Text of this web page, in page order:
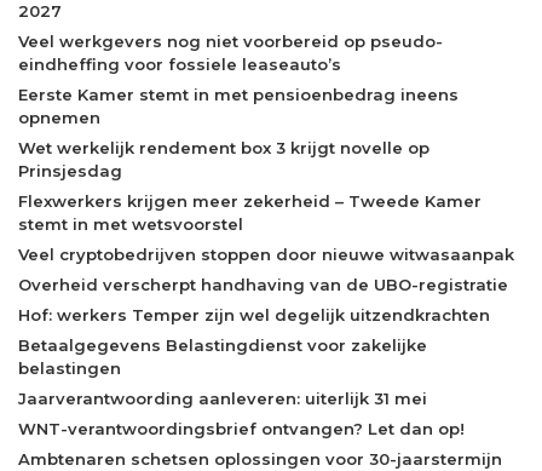
2027
Veel werkgevers nog niet voorbereid op pseudo-
eindheffing voor fossiele leaseauto’s
Eerste Kamer stemt in met pensioenbedrag ineens
opnemen
Wet werkelijk rendement box 3 krijgt novelle op
Prinsjesdag
Flexwerkers krijgen meer zekerheid – Tweede Kamer
stemt in met wetsvoorstel
Veel cryptobedrijven stoppen door nieuwe witwasaanpak
Overheid verscherpt handhaving van de UBO-registratie
Hof: werkers Temper zijn wel degelijk uitzendkrachten
Betaalgegevens Belastingdienst voor zakelijke
belastingen
Jaarverantwoording aanleveren: uiterlijk 31 mei
WNT-verantwoordingsbrief ontvangen? Let dan op!
Ambtenaren schetsen oplossingen voor 30-jaarstermijn